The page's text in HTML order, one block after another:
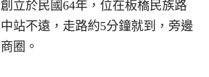
立於民國64年，位在板橋民族路
站不遠，走路約5分鐘就到，旁邊
圈。